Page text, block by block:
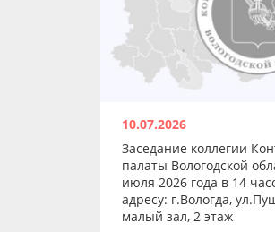
10.07.2026
Заседание коллегии
палаты Вологодской
июля 2026 года в 14
адресу: г.Вологда,
малый зал, 2 этаж